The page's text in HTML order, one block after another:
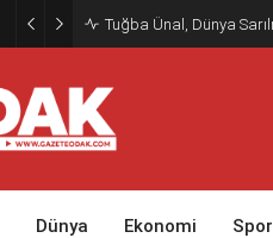
Tuğba Ünal, Dünya
Dünya Ekonomi Spor